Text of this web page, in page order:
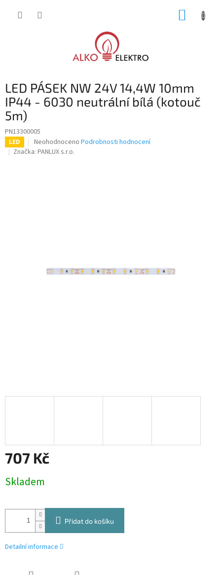
LED PÁSEK NW 24V 14,4W 10mm
IP44 - 6030 neutrální bílá (kotouč
5m)
PN13300005
LED
Průměrné
hodnocení
Neohodnoceno Podrobnosti hodnocení
Značka: PANLUX s.r.o.
707 Kč
cena:
Skladem
Přidat do košíku
Detailní informace